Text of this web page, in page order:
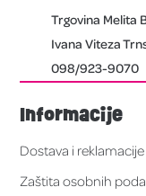
Trgovina Melita
Ivana Viteza
098/923-9070
Informacije
Dostava i reklamacije
Zaštita osobnih